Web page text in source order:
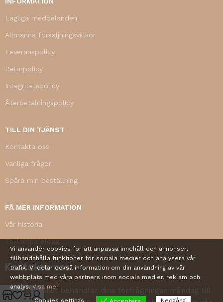
Lagliga meddelanden
Allmänna försäljningsvillkor
Leveranspolicy
Returpolicy
Integritetspolicy
Återbetalningspolicy
TILL DIN TJÄNST
Kontakta oss
Vanliga frågor
Spåra min beställning
FÅ MER INFORMATION
Vår historia
Taklampa blogg
Kontakta oss
Vår kundtjänst behandlar dina förfrågningar måndag till
Vi använder cookies för att anpassa innehåll och annonser,
tillhandahålla funktioner för sociala medier och analysera vår
trafik. Vi delar också information om din användning av vår
webbplats med våra partners inom sociala medier, reklam och
analys.Visa mer
Cookies settings
Nedgång
0